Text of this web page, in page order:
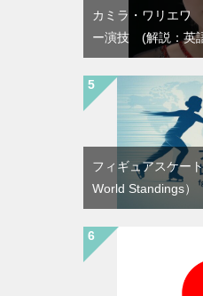
カミラ・ワリエ
ー演技 (解説：英
フィギュアスケー
World Standings）